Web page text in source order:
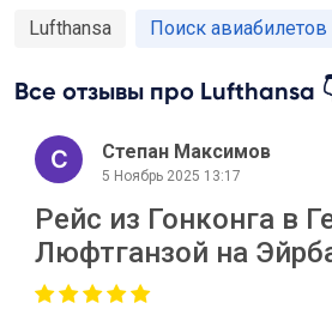
Lufthansa Поиск авиабилетов
Все отзывы про Lufthansa
Степан Максимов
5 Ноябрь 2025 13:17
Рейс из Гонконга в
Люфтганзой на